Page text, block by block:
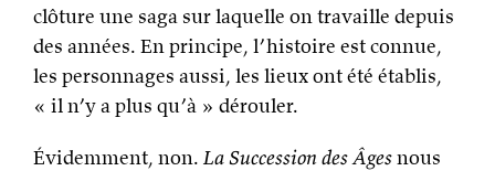
clôture une saga sur laquelle on travaille depuis
des années. En principe, l’histoire est connue,
les personnages aussi, les lieux ont été établis,
« il n’y a plus qu’à » dérouler.
Évidemment, non. La Succession des Âgesnous